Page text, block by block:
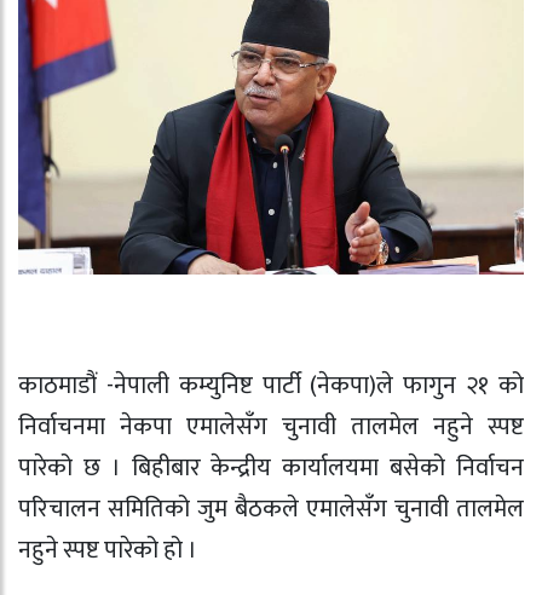
काठमाडौं -नेपाली कम्युनिष्ट पार्टी (नेकपा)ले फागुन २१ को
निर्वाचनमा नेकपा एमालेसँग चुनावी तालमेल नहुने स्पष्ट
पारेको छ । बिहीबार केन्द्रीय कार्यालयमा बसेको निर्वाचन
परिचालन समितिको जुम बैठकले एमालेसँग चुनावी तालमेल
नहुने स्पष्ट पारेको हो ।